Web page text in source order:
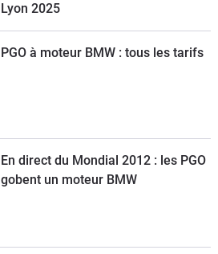
Lyon 2025
PGO à moteur BMW : tous les tarifs
En direct du Mondial 2012 : les PGO
gobent un moteur BMW